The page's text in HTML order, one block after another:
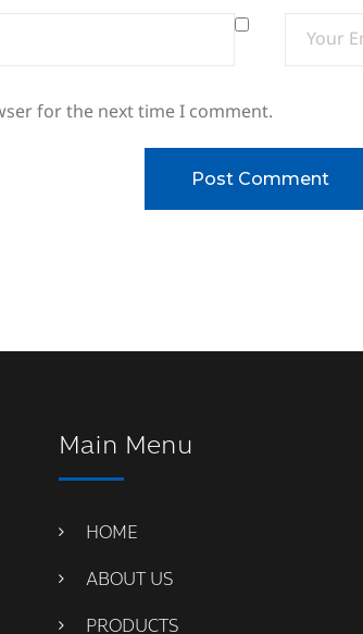
for the next time I comment.
Main Menu
HOME
ABOUT US
PRODUCTS